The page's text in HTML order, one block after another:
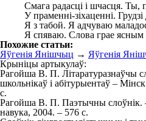
Смага радасці і шчасця. Ты,
У праменні-зіхаценні.
Я з табой. Я адчуваю
Я спяваю. Слова грае ясным
Похожие статьи:
Яўгенія Янішчыц → Яўгенія
Крыніцы артыкулаў:
Рагойша В. П. Літаратуразнаўчы
школьнікаў i абітурыентаў –
с.
Рагойша В. П. Паэтычны слоўнік.
навука, 2004. – 576 с.